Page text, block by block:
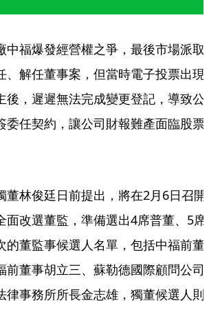
中福爆發經營權之爭，最後市場派取
、解任董事案，但當時電子投票出現
後，遲遲無法完成變更登記，導致公
委任契約，讓公司財報難產面臨股票
董林俊廷日前提出，將在2月6日召開
面改選董監，準備選出4席普董、5席
的董監事候選人名單，包括中福前董
前董事胡立三、蘇勒德國際顧問公司
律事務所所長金志雄，獨董候選人則